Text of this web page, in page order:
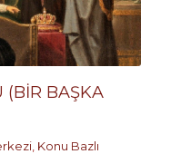
(BİR BAŞKA
Konu Bazlı